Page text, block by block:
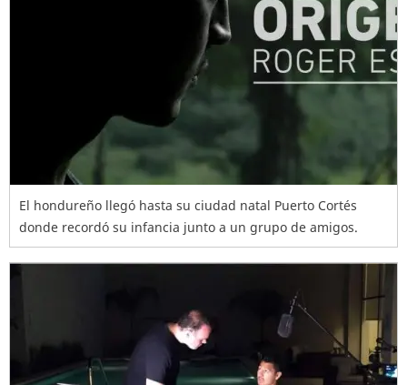
El hondureño llegó hasta su ciudad natal Puerto Cortés
donde recordó su infancia junto a un grupo de amigos.